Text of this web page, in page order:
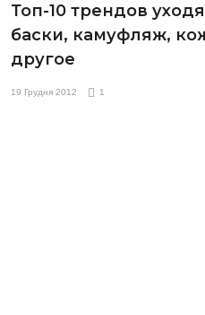
Топ-10 трендов
баски, камуфляж,
другое
19 Грудня 2012 1